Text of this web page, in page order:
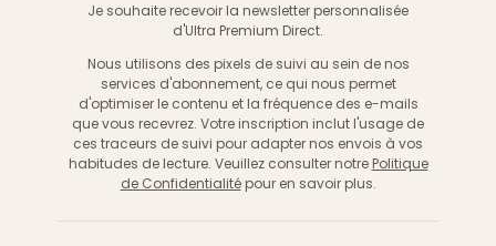
Je souhaite recevoir la newsletter personnalisée
d'Ultra Premium Direct.
Nous utilisons des pixels de suivi au sein de nos
services d'abonnement, ce qui nous permet
d'optimiser le contenu et la fréquence des e-mails
que vous recevrez. Votre inscription inclut l'usage de
ces traceurs de suivi pour adapter nos envois à vos
habitudes de lecture. Veuillez consulter notre Politique
de Confidentialitépour en savoir plus.